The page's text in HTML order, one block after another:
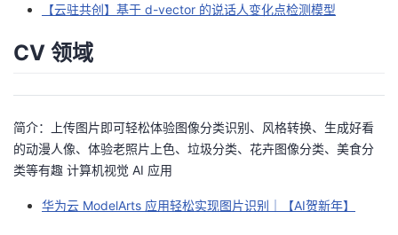
【云驻共创】基于 d-vector 的说话人变化点检测模型
CV 领域
简介：上传图片即可轻松体验图像分类识别、风格转换、生成好看
的动漫人像、体验老照片上色、垃圾分类、花卉图像分类、美食分
类等有趣 计算机视觉 AI 应用
华为云 ModelArts 应用轻松实现图片识别｜【AI贺新年】